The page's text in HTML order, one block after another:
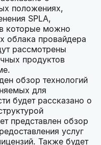
положениях,
SPLA,
которые можно
облака провайдера
рассмотрены
продуктов
обзор технологий
для
будет рассказано о
представлен обзор
услуг
Также будет